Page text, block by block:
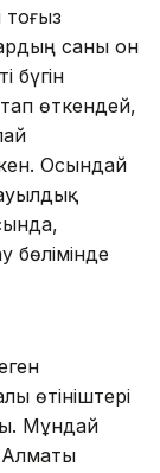
тоғыз
саны он
бүгін
өткендей,
Осындай
бөлімінде
өтініштері
Мұндай